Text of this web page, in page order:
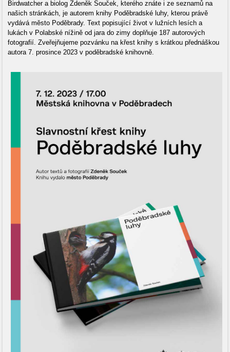
Birdwatcher a biolog Zdeněk Souček, kterého znáte i ze seznamů na
našich stránkách, je autorem knihy Poděbradské luhy, kterou právě
vydává město Poděbrady. Text popisující život v lužních lesích a
lukách v Polabské nížině od jara do zimy doplňuje 187 autorových
fotografií. Zveřejňujeme pozvánku na křest knihy s krátkou přednáškou
autora 7. prosince 2023 v poděbradské knihovně.